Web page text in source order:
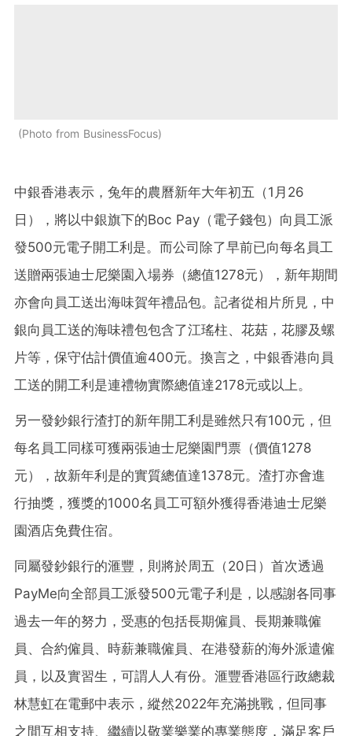
Photo from BusinessFocus
中銀香港表示，兔年的農曆新年大年初五（1月26
日），將以中銀旗下的Boc Pay（電子錢包）向員工派
發500元電子開工利是。而公司除了早前已向每名員工
送贈兩張迪士尼樂園入場券（總值1278元），新年期間
亦會向員工送出海味賀年禮品包。記者從相片所見，中
銀向員工送的海味禮包包含了江瑤柱、花菇，花膠及螺
片等，保守估計價值逾400元。換言之，中銀香港向員
工送的開工利是連禮物實際總值達2178元或以上。
另一發鈔銀行渣打的新年開工利是雖然只有100元，但
每名員工同樣可獲兩張迪士尼樂園門票（價值1278
元），故新年利是的實質總值達1378元。渣打亦會進
行抽獎，獲獎的1000名員工可額外獲得香港迪士尼樂
園酒店免費住宿。
同屬發鈔銀行的滙豐，則將於周五（20日）首次透過
PayMe向全部員工派發500元電子利是，以感謝各同事
過去一年的努力，受惠的包括長期僱員、長期兼職僱
員、合約僱員、時薪兼職僱員、在港發薪的海外派遣僱
員，以及實習生，可謂人人有份。滙豐香港區行政總裁
林慧虹在電郵中表示，縱然2022年充滿挑戰，但同事
之間互相支持、繼續以敬業樂業的專業態度，滿足客戶